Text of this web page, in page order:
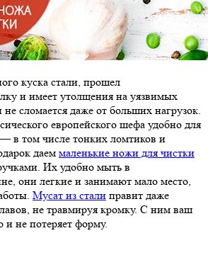
куска стали, прошел
и имеет утолщения на уязвимых
сломается даже от больших нагрузок.
европейского шефа удобно для
в том числе тонких ломтиков и
даем маленькие ножи для чистки
Их удобно мыть в
они легкие и занимают мало место,
Мусат из стали правит даже
не травмируя кромку. С ним ваш
не потеряет форму.